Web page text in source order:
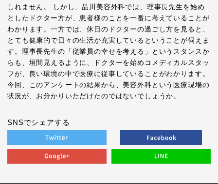
しれません。 しかし、品川美容外科では、理事長先生を始め
としたドクター方が、患者様のことを一番に考えていることが
わかります。一方では、休日のドクターの過ごし方を見ると、
とても健康的で日々の生活が充実しているということが伺えま
す。理事長先生の「従業員の幸せを考える」というスタンスか
らも、垣間見えるように、ドクターを始めコメディカルスタッ
フが、良い環境の中で医療に従事していることがわかります。
今回、このアンケートの結果から、美容外科という医療現場の
状況が、お分かりいただけたのではないでしょうか。
SNSでシェアする